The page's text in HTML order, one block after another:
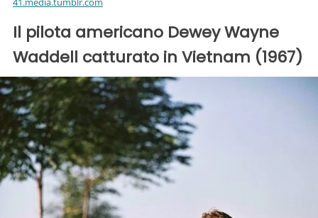
Il pilota americano Dewey Wayne
Waddell catturato in Vietnam (1967)